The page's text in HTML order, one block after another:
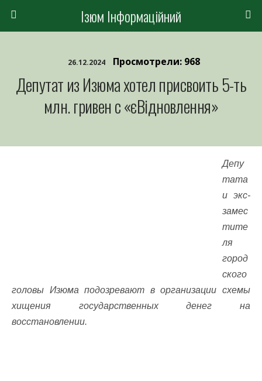
Ізюм Інформаційний
26.12.2024 Просмотрели: 968
Депутат из Изюма хотел присвоить 5-ть
млн. гривен с «єВідновлення»
Депу
тата
и экс-
замес
тите
ля
город
ского
головы Изюма подозревают в организации схемы
хищения государственных денег на
восстановлении.